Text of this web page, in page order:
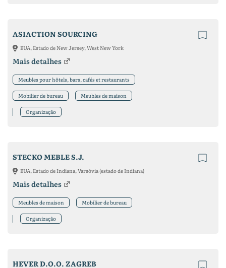
ASIACTION SOURCING
EUA, Estado de New Jersey, West New York
Mais detalhes
Meubles pour hôtels, bars, cafés et restaurants
Mobilier de bureau Meubles de maison
Organização
STECKO MEBLE S.J.
EUA, Estado de Indiana, Varsóvia (estado de Indiana)
Mais detalhes
Meubles de maison Mobilier de bureau
Organização
HEVER D.O.O. ZAGREB